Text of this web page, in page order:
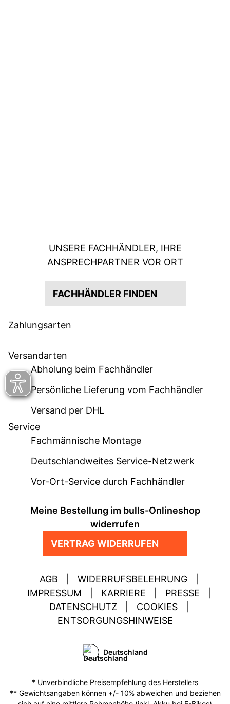
UNSERE FACHHÄNDLER, IHRE
ANSPRECHPARTNER VOR ORT
FACHHÄNDLER FINDEN
Zahlungsarten
Versandarten
Abholung beim Fachhändler
Persönliche Lieferung vom Fachhändler
Versand per DHL
Service
Fachmännische Montage
Deutschlandweites Service-Netzwerk
Vor-Ort-Service durch Fachhändler
Meine Bestellung im bulls-Onlineshop
widerrufen
VERTRAG WIDERRUFEN
AGB WIDERRUFSBELEHRUNG
IMPRESSUM
KARRIERE PRESSE
DATENSCHUTZ
COOKIES
ENTSORGUNGSHINWEISE
Deutschland
* Unverbindliche Preisempfehlung des Herstellers
** Gewichtsangaben können +/- 10% abweichen und beziehen